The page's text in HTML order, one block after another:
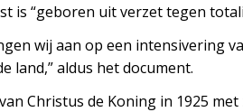
is “geboren uit verzet tegen
wij aan op een intensivering
land,” aldus het document.
Christus de Koning in 1925 met